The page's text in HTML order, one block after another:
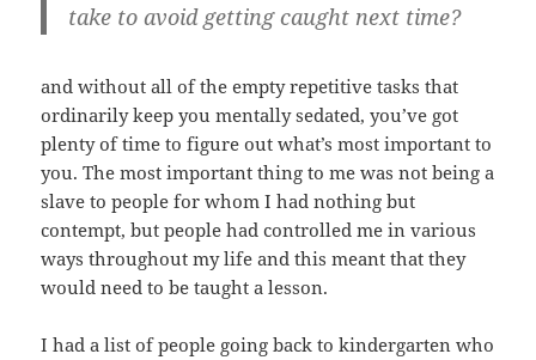
take to avoid getting caught next time?
and without all of the empty repetitive tasks that
ordinarily keep you mentally sedated, you’ve got
plenty of time to figure out what’s most important to
you. The most important thing to me was not being a
slave to people for whom I had nothing but
contempt, but people had controlled me in various
ways throughout my life and this meant that they
would need to be taught a lesson.
I had a list of people going back to kindergarten who